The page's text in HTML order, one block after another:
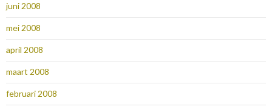
juni 2008
mei 2008
april 2008
maart 2008
februari 2008